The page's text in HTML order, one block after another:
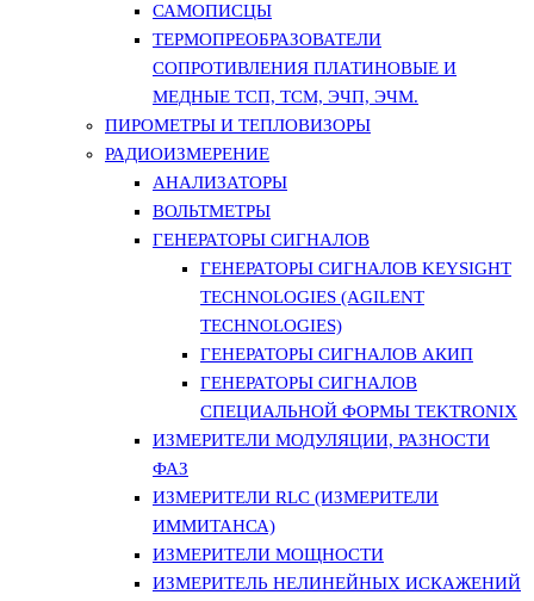
САМОПИСЦЫ
ТЕРМОПРЕОБРАЗОВАТЕЛИ
СОПРОТИВЛЕНИЯ ПЛАТИНОВЫЕ И
МЕДНЫЕ ТСП, ТСМ, ЭЧП, ЭЧМ.
ПИРОМЕТРЫ И ТЕПЛОВИЗОРЫ
РАДИОИЗМЕРЕНИЕ
АНАЛИЗАТОРЫ
ВОЛЬТМЕТРЫ
ГЕНЕРАТОРЫ СИГНАЛОВ
ГЕНЕРАТОРЫ СИГНАЛОВ KEYSIGHT
TECHNOLOGIES (AGILENT
TECHNOLOGIES)
ГЕНЕРАТОРЫ СИГНАЛОВ АКИП
ГЕНЕРАТОРЫ СИГНАЛОВ
СПЕЦИАЛЬНОЙ ФОРМЫ TEKTRONIX
ИЗМЕРИТЕЛИ МОДУЛЯЦИИ, РАЗНОСТИ
ФАЗ
ИЗМЕРИТЕЛИ RLC (ИЗМЕРИТЕЛИ
ИММИТАНСА)
ИЗМЕРИТЕЛИ МОЩНОСТИ
ИЗМЕРИТЕЛЬ НЕЛИНЕЙНЫХ ИСКАЖЕНИЙ